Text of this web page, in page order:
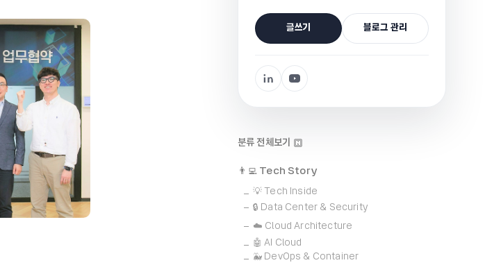
글쓰기 블로그 관리
분류 전체보기
👨‍💻 Tech Story
💡 Tech Inside
🔒 Data Center & Security
☁️ Cloud Architecture
🤖 AI Cloud
🐳 DevOps & Container